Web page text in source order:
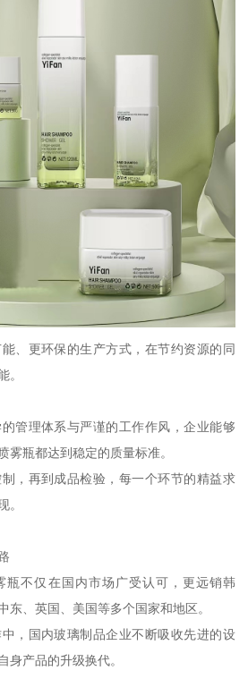
、更环保的生产方式，在节约资源的同
。
管理体系与严谨的工作作风，企业能够
雾瓶都达到稳定的质量标准。
，再到成品检验，每一个环节的精益求
。
瓶不仅在国内市场广受认可，更远销韩
东、英国、美国等多个国家和地区。
，国内玻璃制品企业不断吸收先进的设
身产品的升级换代。